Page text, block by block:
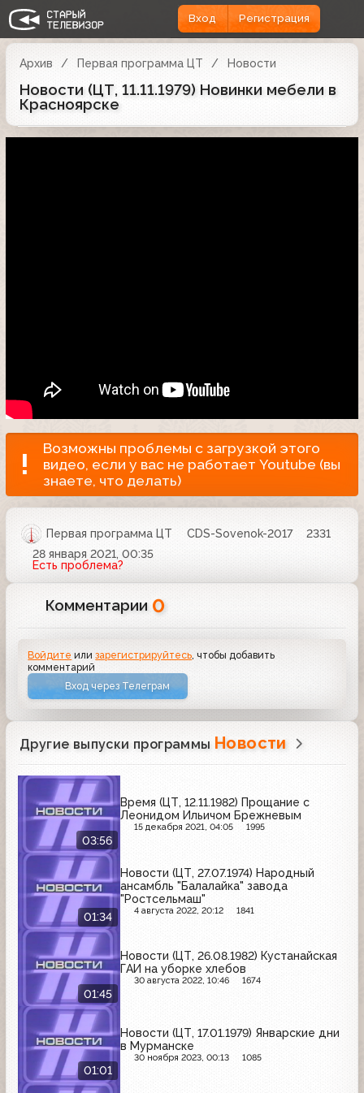
Вход Регистрация
Архив Первая программа ЦТ Новости
Новости (ЦТ, 11.11.1979) Новинки мебели в
Красноярске
Возможны проблемы с загрузкой этого
видео, если у вас не работает Youtube (вы
знаете, что делать)
Первая программа ЦТ CDS-Sovenok-2017
2331
28 января 2021, 00:35
Есть проблема?
Комментарии 0
Войдите илизарегистрируйтесь , чтобы добавить
комментарий
Вход через Телеграм
Другие выпуски программы Новости
03:56
Время (ЦТ, 12.11.1982) Прощание с
Леонидом Ильичом Брежневым
15 декабря 2021, 04:05 1995
01:34
Новости (ЦТ, 27.07.1974) Народный
ансамбль "Балалайка" завода
"Ростсельмаш"
4 августа 2022, 20:12 1841
01:45
Новости (ЦТ, 26.08.1982) Кустанайская
ГАИ на уборке хлебов
30 августа 2022, 10:46 1674
01:01
Новости (ЦТ, 17.01.1979) Январские дни
в Мурманске
30 ноября 2023, 00:13 1085